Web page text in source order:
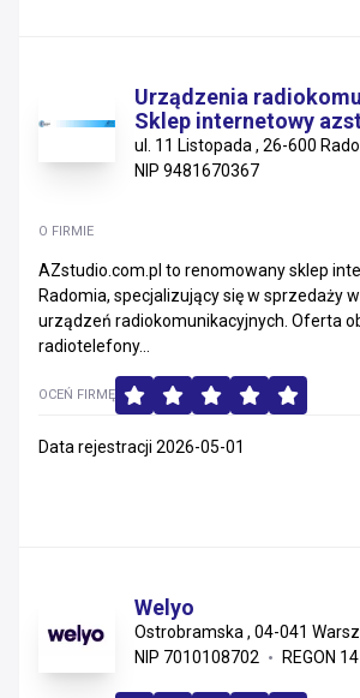
Urządzenia
Sklep internetowy
ul. 11 Listopada , 26-600
NIP 9481670367
O FIRMIE
AZstudio.com.pl to renomowany sklep
Radomia, specjalizujący się w sprzedaży
urządzeń radiokomunikacyjnych. Oferta
radiotelefony...
OCEŃ FIRMĘ
Data rejestracji 2026-05-01
Welyo
Ostrobramska , 04-041
NIP 7010108702
REGON